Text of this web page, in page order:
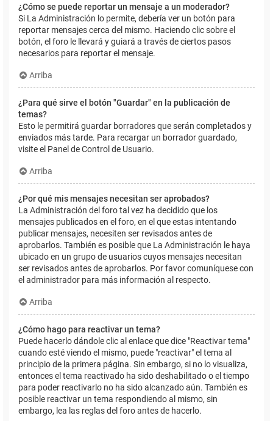
¿Cómo se puede reportar un mensaje a un moderador?
Si La Administración lo permite, debería ver un botón para
reportar mensajes cerca del mismo. Haciendo clic sobre el
botón, el foro le llevará y guiará a través de ciertos pasos
necesarios para reportar el mensaje.
Arriba
¿Para qué sirve el botón "Guardar" en la publicación de
temas?
Esto le permitirá guardar borradores que serán completados y
enviados más tarde. Para recargar un borrador guardado,
visite el Panel de Control de Usuario.
Arriba
¿Por qué mis mensajes necesitan ser aprobados?
La Administración del foro tal vez ha decidido que los
mensajes publicados en el foro, en el que estas intentando
publicar mensajes, necesiten ser revisados antes de
aprobarlos. También es posible que La Administración le haya
ubicado en un grupo de usuarios cuyos mensajes necesitan
ser revisados antes de aprobarlos. Por favor comuníquese con
el administrador para más información al respecto.
Arriba
¿Cómo hago para reactivar un tema?
Puede hacerlo dándole clic al enlace que dice "Reactivar tema"
cuando esté viendo el mismo, puede "reactivar" el tema al
principio de la primera página. Sin embargo, si no lo visualiza,
entonces el tema reactivado ha sido deshabilitado o el tiempo
para poder reactivarlo no ha sido alcanzado aún. También es
posible reactivar un tema respondiendo al mismo, sin
embargo, lea las reglas del foro antes de hacerlo.